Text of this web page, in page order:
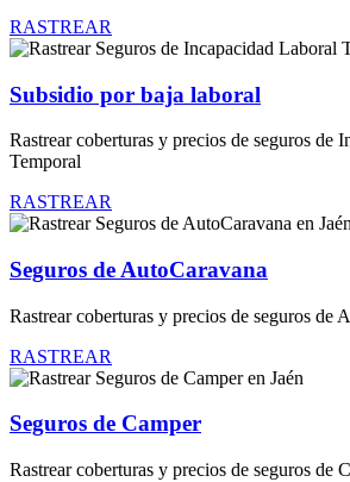
RASTREAR
Subsidio por baja laboral
Rastrear coberturas y precios de seguros de
Temporal
RASTREAR
Seguros de AutoCaravana
Rastrear coberturas y precios de seguros de
RASTREAR
Seguros de Camper
Rastrear coberturas y precios de seguros de